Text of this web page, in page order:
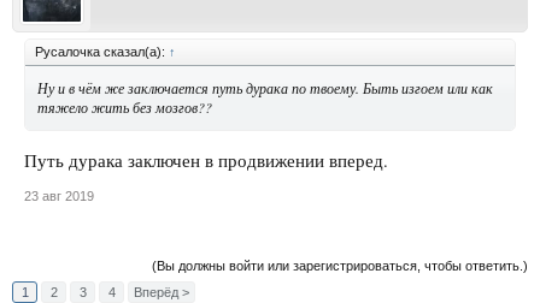
Русалочка сказал(а): ↑
Ну и в чём же заключается путь дурака по твоему. Быть изгоем или как
тяжело жить без мозгов??
Путь дурака заключен в продвижении вперед.
23 авг 2019
(Вы должны войти или зарегистрироваться, чтобы ответить.)
1
2 3 4 Вперёд >